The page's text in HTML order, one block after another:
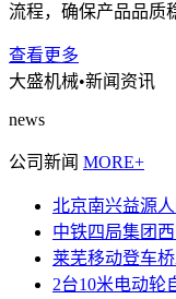
流程，确保产品品质
查看更多
大盛机械•新闻资讯
news
公司新闻 MORE+
北京南兴益源
中铁四局集团
莱芜移动登车
2台10米电动轮